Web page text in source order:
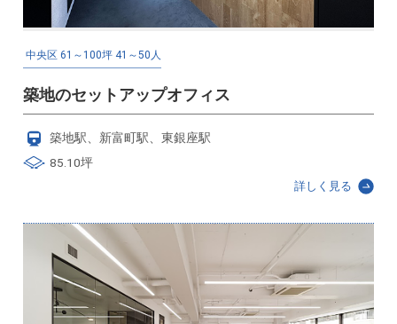
中央区 61～100坪 41～50人
築地のセットアップオフィス
築地駅、新富町駅、東銀座駅
85.10坪
詳しく見る